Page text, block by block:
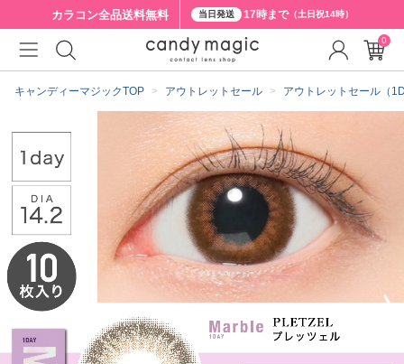
カラコン全品送料無料 当日発送 17時まで（土日祝14時）
キャンディーマジックTOP アウトレットセール アウトレットセール（
0
クーポン詳細